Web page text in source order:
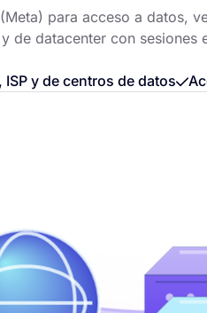
para acceso a datos,
y de datacenter con
ISP y de centros de datos